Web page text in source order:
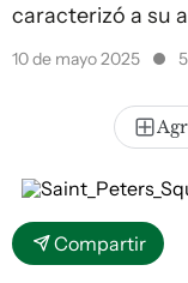
caracterizó a su
10 de mayo 2025
Compartir